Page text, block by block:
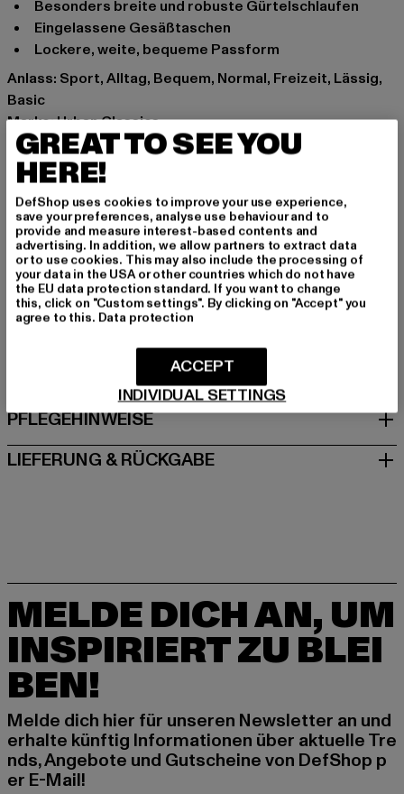
besonders breite und robuste Gürtelschlaufen
Eingelassene Gesäßtaschen
lockere, weite, bequeme Passform
Anlass: Sport, Alltag, Bequem, Normal, Freizeit, Lässig,
Basic
Marke: Urban Classics
Kat.: Chinos
Farbe: grau
Hersteller Farbe: asphalt
Materialzusammensetzung: 100% Baumwolle
Art.Nr: TB4703-02726
Hersteller: TB International GmbH |info@tbint.de
Dr.-Robert-Murjahn-Straße 7 | 64372 Ober-Ramstadt |
DE
GRÖSSE & PASSFORM
PFLEGEHINWEISE
LIEFERUNG & RÜCKGABE
MELDE DICH AN, UM
INSPIRIERT ZU BLEI
BEN!
Melde dich hier für unseren Newsletter an und
erhalte künftig Informationen über aktuelle Tre
nds, Angebote und Gutscheine von DefShop p
er E-Mail!
GREAT TO SEE YOU
HERE!
DefShop uses cookies to improve your use experience,
save your preferences, analyse use behaviour and to
provide and measure interest-based contents and
advertising. In addition, we allow partners to extract data
or to use cookies. This may also include the processing of
your data in the USA or other countries which do not have
the EU data protection standard. If you want to change
this, click on "Custom settings". By clicking on "Accept" you
agree to this. Data protection
INDIVIDUAL SETTINGS
ACCEPT